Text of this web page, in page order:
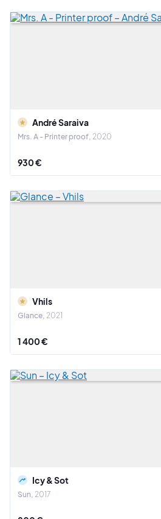
André Saraiva
Mrs. A - Printer proof 2020
930 €
Vhils
Glance 2021
1 400 €
Icy & Sot
Sun 2017